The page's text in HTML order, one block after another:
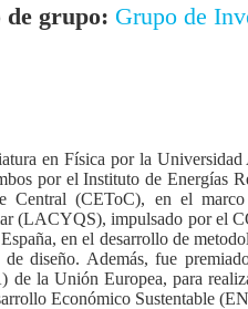
de grupo: Grupo de
en Física por la
por el Instituto de Energías
Central (CEToC), en el
(LACYQS), impulsado por el
en el desarrollo de
diseño. Además, fue
de la Unión Europea, para
Económico Sustentable